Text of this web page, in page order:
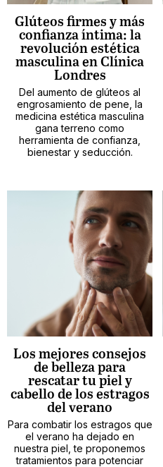
Glúteos firmes y más
confianza íntima: la
revolución estética
masculina en Clínica
Londres
Del aumento de glúteos al
engrosamiento de pene, la
medicina estética masculina
gana terreno como
herramienta de confianza,
bienestar y seducción.
Los mejores consejos
de belleza para
rescatar tu piel y
cabello de los estragos
del verano
Para combatir los estragos que
el verano ha dejado en
nuestra piel, te proponemos
tratamientos para potenciar